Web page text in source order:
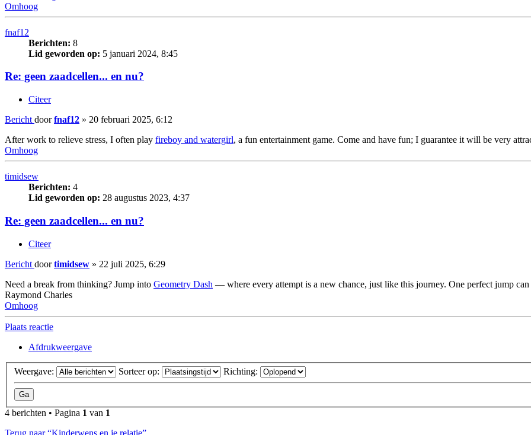
Omhoog
fnaf12
Berichten: 8
Lid geworden op: 5 januari 2024, 8:45
Re: geen zaadcellen... en nu?
Citeer
Bericht doorfnaf12 » 20 februari 2025, 6:12
After work to relieve stress, I often play fireboy and watergirl, a fun entertainment game. Come and have fun; I guarantee it will be very
Omhoog
timidsew
Berichten: 4
Lid geworden op: 28 augustus 2023, 4:37
Re: geen zaadcellen... en nu?
Citeer
Bericht doortimidsew » 22 juli 2025, 6:29
Need a break from thinking? Jump into Geometry Dash — where every attempt is a new chance, just like this journey. One perfect jump
Raymond Charles
Omhoog
Plaats reactie
Afdrukweergave
Weergave: Sorteer op: Richting:
4 berichten • Pagina 1 van 1